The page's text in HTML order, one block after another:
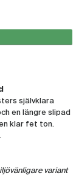
självklara
en längre slipad
klar fet ton.
variant